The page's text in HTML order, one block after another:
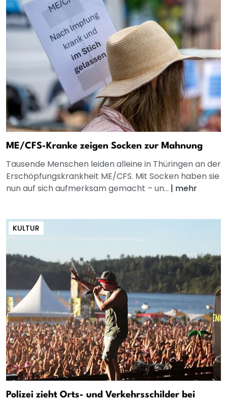
ME/CFS-Kranke zeigen Socken zur Mahnung
Tausende Menschen leiden alleine in Thüringen an der
Erschöpfungskrankheit ME/CFS. Mit Socken haben sie
nun auf sich aufmerksam gemacht – un... | mehr
KULTUR
Polizei zieht Orts- und Verkehrsschilder bei